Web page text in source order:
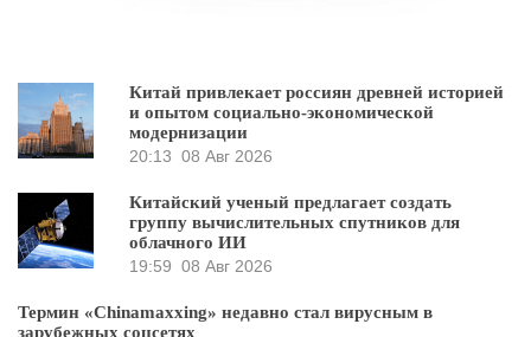
Китай привлекает россиян древней историей
и опытом социально-экономической
модернизации
20:13 08 Авг 2026
Китайский ученый предлагает создать
группу вычислительных спутников для
облачного ИИ
19:59 08 Авг 2026
Термин «Chinamaxxing» недавно стал вирусным в
зарубежных соцсетях